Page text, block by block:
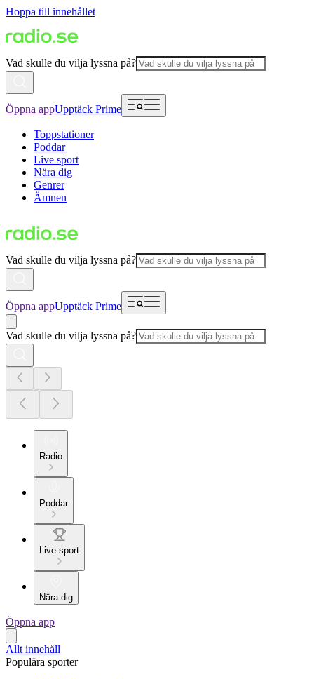
Hoppa till innehållet
Vad skulle du vilja lyssna på?
Öppna appUpptäck Prime
Toppstationer
Poddar
Live sport
Nära dig
Genrer
Ämnen
Vad skulle du vilja lyssna på?
Öppna appUpptäck Prime
Vad skulle du vilja lyssna på?
Radio
Poddar
Live sport
Nära dig
Öppna app
Allt innehåll
Populära sporter